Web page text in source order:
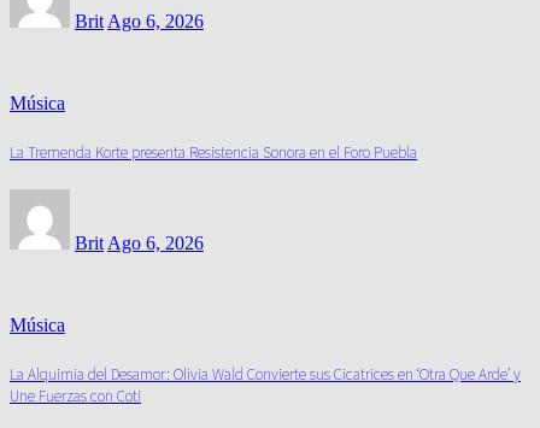
Brit Ago 6, 2026
Música
La Tremenda Korte presenta Resistencia Sonora en el Foro Puebla
Brit Ago 6, 2026
Música
La Alquimia del Desamor: Olivia Wald Convierte sus Cicatrices en ‘Otra Que Arde’ y
Une Fuerzas con Coti